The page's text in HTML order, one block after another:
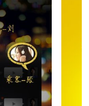
证，确保乘客
使是对于第一